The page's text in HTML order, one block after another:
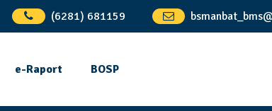
(6281) 681159
e-Raport BOSP